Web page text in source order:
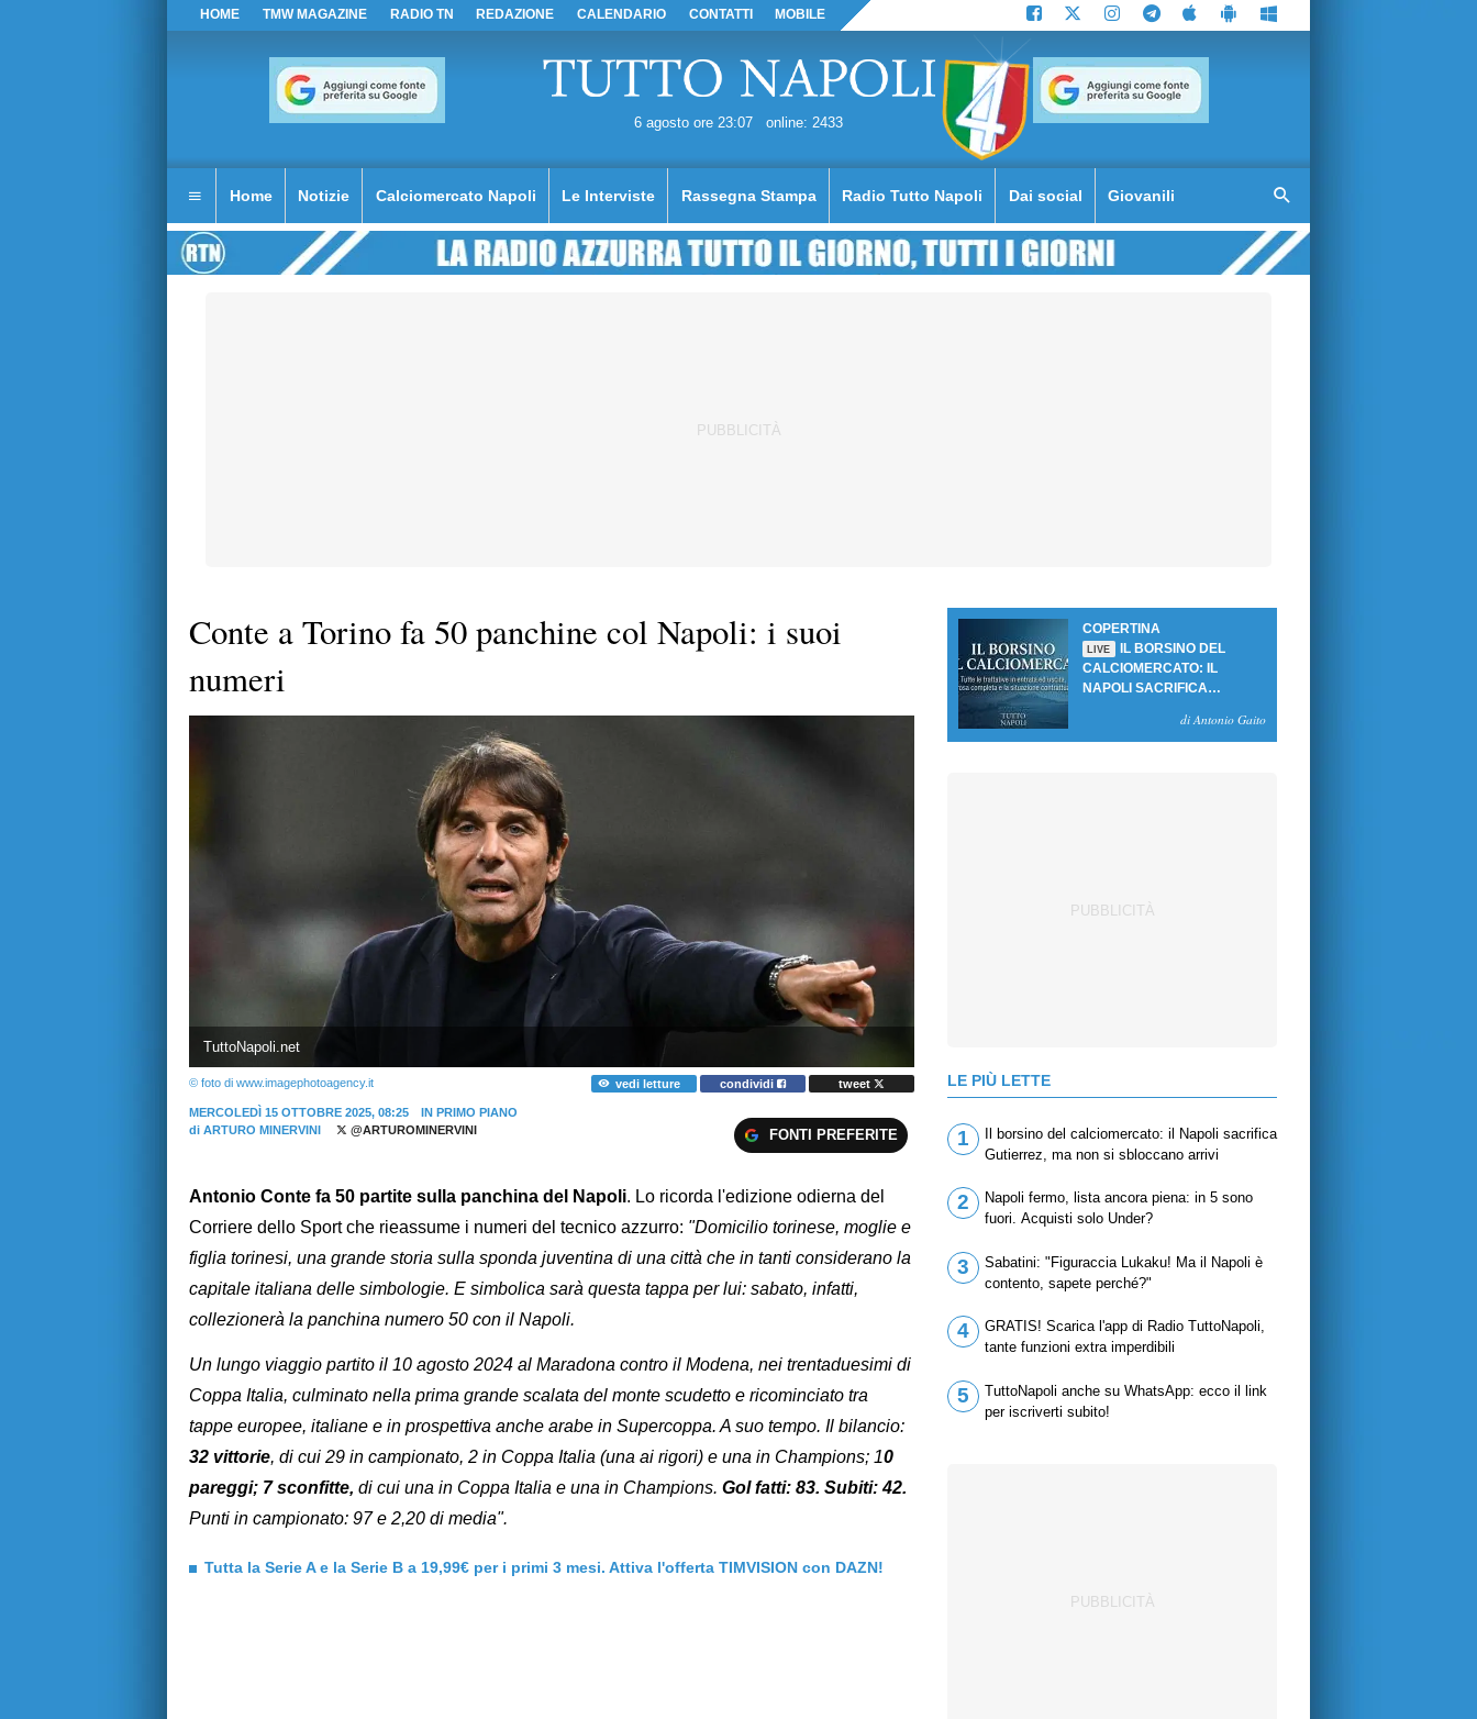
HOME TMW MAGAZINE RADIO TN REDAZIONE CALENDARIO CONTATTI MOBILE
6 agosto ore 23:07 online: 2433
Home Notizie Calciomercato Napoli Le Interviste Rassegna Stampa Radio Tutto Napoli Dai social Giovanili
Conte a Torino fa 50 panchine col Napoli: i suoi
numeri
TuttoNapoli.net
© foto di www.imagephotoagency.it vedi letture condividi tweet
MERCOLEDÌ 15 OTTOBRE 2025, 08:25
IN PRIMO PIANO
di ARTURO MINERVINI @ARTUROMINERVINI FONTI PREFERITE
Antonio Conte fa 50 partite sulla panchina del Napoli. Lo ricorda l'edizione odierna del
Corriere dello Sport che rieassume i numeri del tecnico azzurro: "Domicilio torinese, moglie e
figlia torinesi, una grande storia sulla sponda juventina di una città che in tanti considerano la
capitale italiana delle simbologie. E simbolica sarà questa tappa per lui: sabato, infatti,
collezionerà la panchina numero 50 con il Napoli.
Un lungo viaggio partito il 10 agosto 2024 al Maradona contro il Modena, nei trentaduesimi di
Coppa Italia, culminato nella prima grande scalata del monte scudetto e ricominciato tra
tappe europee, italiane e in prospettiva anche arabe in Supercoppa. A suo tempo. Il bilancio:
32 vittorie, di cui 29 in campionato, 2 in Coppa Italia (una ai rigori) e una in Champions; 10
pareggi; 7 sconfitte, di cui una in Coppa Italia e una in Champions. Gol fatti: 83. Subiti: 42.
Punti in campionato: 97 e 2,20 di media".
Tutta la Serie A e la Serie B a 19,99€ per i primi 3 mesi. Attiva l'offerta TIMVISION con DAZN!
COPERTINA
LIVE
IL BORSINO DEL
CALCIOMERCATO: IL
NAPOLI SACRIFICA
SBLOCCANO ARRIVIdi Antonio Gaito
LE PIÙ LETTE
1
Il borsino del calciomercato: il Napoli sacrifica
Gutierrez, ma non si sbloccano arrivi
2
Napoli fermo, lista ancora piena: in 5 sono
fuori. Acquisti solo Under?
3
Sabatini: "Figuraccia Lukaku! Ma il Napoli è
contento, sapete perché?"
4
GRATIS! Scarica l'app di Radio TuttoNapoli,
tante funzioni extra imperdibili
5
TuttoNapoli anche su WhatsApp: ecco il link
per iscriverti subito!